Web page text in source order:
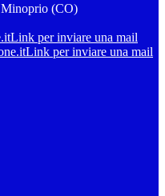
Minoprio (CO)
Link per inviare una mail
Link per inviare una mail